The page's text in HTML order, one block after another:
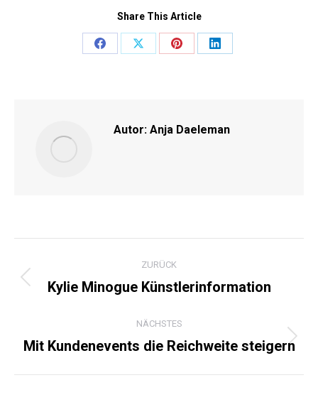
Share This Article
Share
Share
Share
Share
Autor: Anja Daeleman
ZURÜCK
Vorheriger
Kylie Minogue Künstlerinformation
NÄCHSTES
Nächster
Mit Kundenevents die Reichweite steigern